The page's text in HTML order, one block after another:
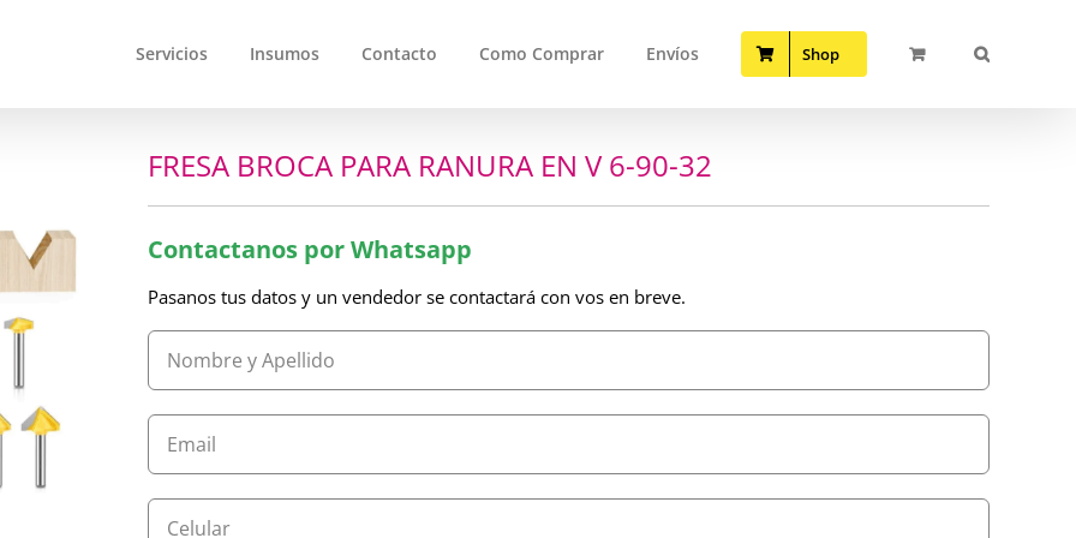
Servicios Insumos Contacto Como Comprar Envíos Shop
FRESA BROCA PARA RANURA EN V 6-90-32
Contactanos por Whatsapp
Pasanos tus datos y un vendedor se contactará con vos en breve.